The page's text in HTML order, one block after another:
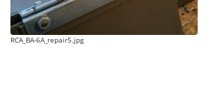
RCA_BA-6A_repair5.jpg